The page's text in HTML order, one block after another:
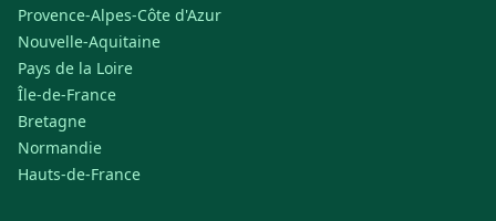
Provence-Alpes-Côte d'Azur
Nouvelle-Aquitaine
Pays de la Loire
Île-de-France
Bretagne
Normandie
Hauts-de-France